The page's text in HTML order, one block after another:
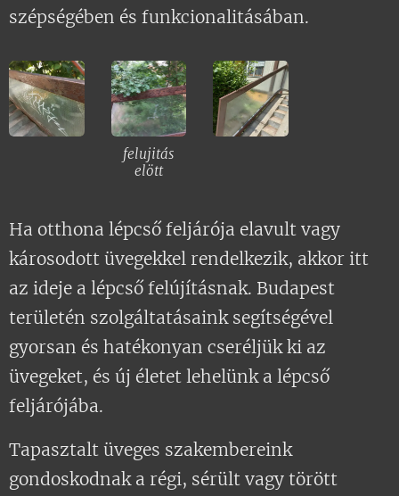
szépségében és funkcionalitásában.
felujitás
elött
Ha otthona lépcső feljárója elavult vagy
károsodott üvegekkel rendelkezik, akkor itt
az ideje a lépcső felújításnak. Budapest
területén szolgáltatásaink segítségével
gyorsan és hatékonyan cseréljük ki az
üvegeket, és új életet lehelünk a lépcső
feljárójába.
Tapasztalt üveges szakembereink
gondoskodnak a régi, sérült vagy törött